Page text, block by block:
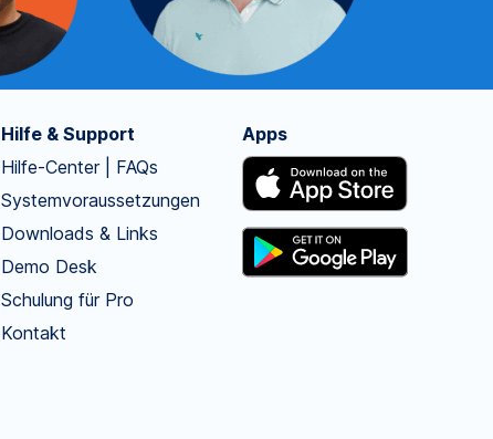
Hilfe & Support
Hilfe-Center | FAQs
Systemvoraussetzungen
Downloads & Links
Demo Desk
Schulung für Pro
Kontakt
Apps